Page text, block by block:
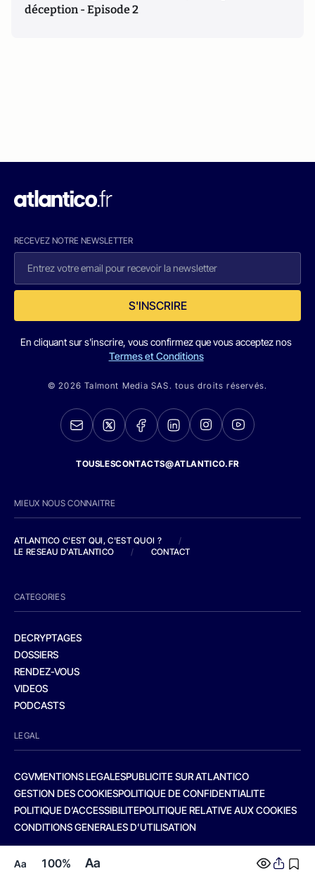
Aa 100% Aa
déception - Episode 2
RECEVEZ NOTRE NEWSLETTER
S'INSCRIRE
En cliquant sur s'inscrire, vous confirmez que vous acceptez nos
Termes et Conditions
© 2026 Talmont Media SAS. tous droits réservés.
TOUSLESCONTACTS@ATLANTICO.FR
MIEUX NOUS CONNAITRE
ATLANTICO C'EST QUI, C'EST QUOI ?
/
LE RESEAU D'ATLANTICO
/ CONTACT
CATEGORIES
DECRYPTAGES
DOSSIERS
RENDEZ-VOUS
VIDEOS
PODCASTS
LEGAL
CGVMENTIONS LEGALESPUBLICITE SUR ATLANTICO
GESTION DES COOKIESPOLITIQUE DE CONFIDENTIALITE
POLITIQUE D’ACCESSIBILITEPOLITIQUE RELATIVE AUX COOKIES
CONDITIONS GENERALES D’UTILISATION